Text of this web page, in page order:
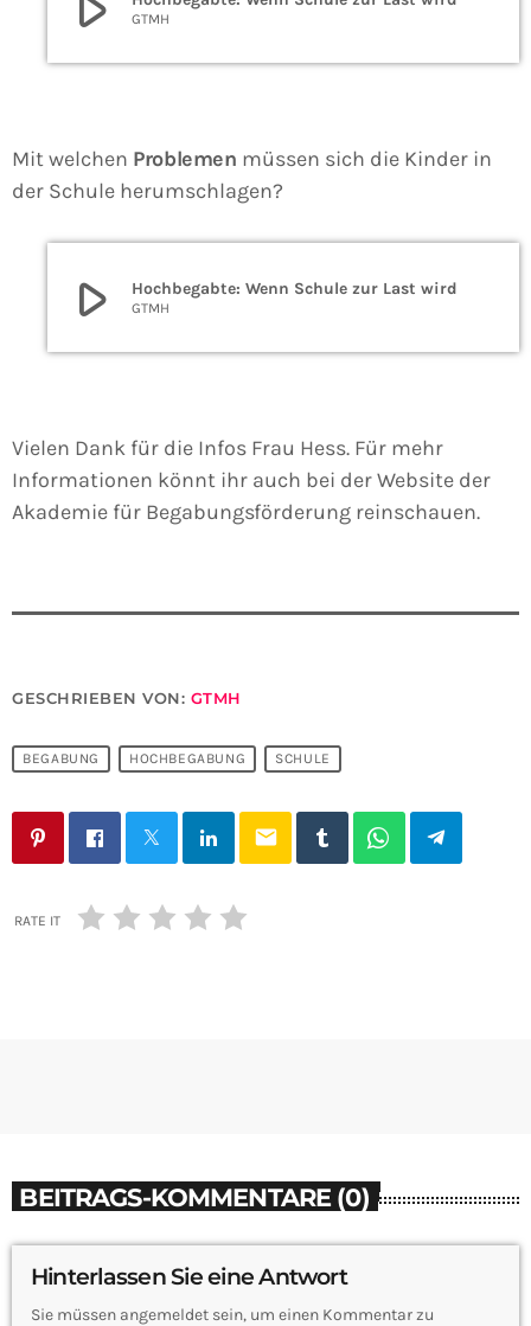
GTMH
Mit welchen Problemen müssen sich die Kinder in
der Schule herumschlagen?
play_arrow Hochbegabte: Wenn Schule zur Last wird
GTMH
Vielen Dank für die Infos Frau Hess. Für mehr
Informationen könnt ihr auch bei der Website der
Akademie für Begabungsförderung reinschauen.
GESCHRIEBEN VON: GTMH
BEGABUNG HOCHBEGABUNG SCHULE
email
RATE IT
BEITRAGS-KOMMENTARE (0)
Hinterlassen Sie eine Antwort
Sie müssen angemeldet sein, um einen Kommentar zu